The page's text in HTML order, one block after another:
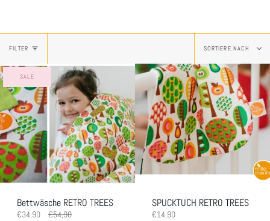
FILTER
Sortiere
nach
SORTIERE NACH
SALE
Bettwäsche RETRO TREES
€34,90 €54,90
SPUCKTUCH RETRO TREES
€14,90